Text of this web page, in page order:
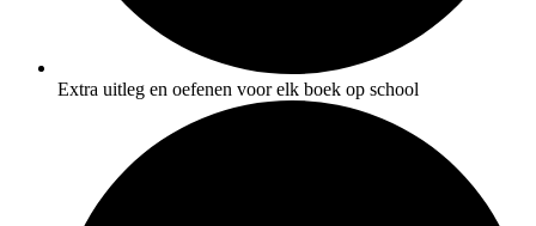
Extra uitleg en oefenen voor elk boek op school